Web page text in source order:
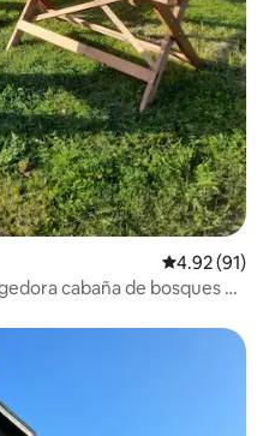
Calificación
4.92 (91)
cabaña de bosques y